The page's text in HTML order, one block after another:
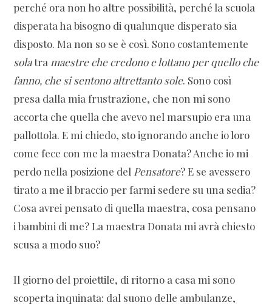
perché ora non ho altre possibilità, perché la scuola
disperata ha bisogno di qualunque disperato sia
disposto. Ma non so se è così. Sono costantemente
solatra maestre che credono e lottano per quello che
fanno, che si sentono altrettanto sole. Sono così
presa dalla mia frustrazione, che non mi sono
accorta che quella che avevo nel marsupio era una
pallottola. E mi chiedo, sto ignorando anche io loro
come fece con me la maestra Donata? Anche io mi
perdo nella posizione del Pensatore? E se avessero
tirato a me il braccio per farmi sedere su una sedia?
Cosa avrei pensato di quella maestra, cosa pensano
i bambini di me? La maestra Donata mi avrà chiesto
scusa a modo suo?
Il giorno del proiettile, di ritorno a casa mi sono
scoperta inquinata: dal suono delle ambulanze,